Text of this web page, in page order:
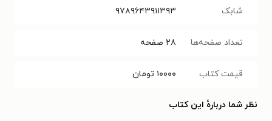
شابک ۹۷۸۹۶۴۳۹۱۱۳۹۳
تعداد صفحه‌ها ۲۸ صفحه
قیمت کتاب ۱۰۰۰۰ تومان
نظر شما دربارهٔ این کتاب